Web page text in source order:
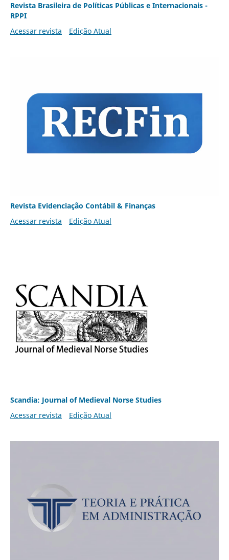
Revista Brasileira de Políticas Públicas e Internacionais -
RPPI
Acessar revista
Edição Atual
Revista Evidenciação Contábil & Finanças
Acessar revista
Edição Atual
Scandia: Journal of Medieval Norse Studies
Acessar revista
Edição Atual